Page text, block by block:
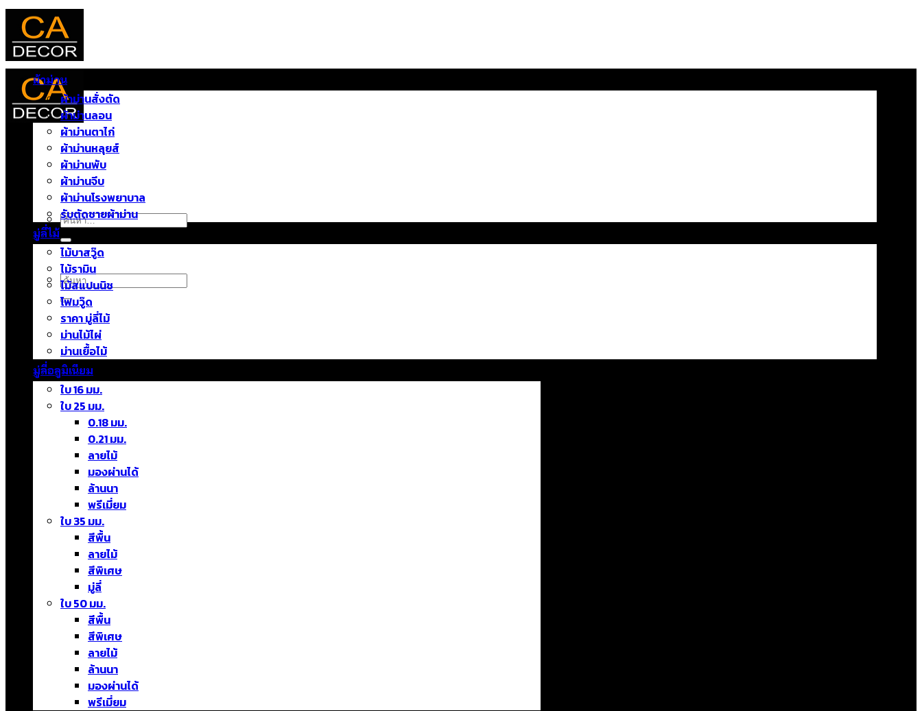
ข้าม
ยัง
เนื้อหา
หน้าแรก
บทความ
ติดต่อเรา
เกี่ยวกับเรา
ค้นหา:
ค้นหา:
ผ้าม่าน
ผ้าม่านสั่งตัด
ผ้าม่านลอน
ผ้าม่านตาไก่
ผ้าม่านหลุยส์
ผ้าม่านพับ
ผ้าม่านจีบ
ผ้าม่านโรงพยาบาล
รับตัดชายผ้าม่าน
มู่ลี่ไม้
ไม้บาสวู๊ด
ไม้รามิน
ไม้สแปนนิช
โฟมวู๊ด
ราคา มู่ลี่ไม้
ม่านไม้ไผ่
ม่านเยื้อไม้
มู่ลี่อลูมิเนียม
ใบ 16 มม.
ใบ 25 มม.
0.18 มม.
0.21 มม.
ลายไม้
มองผ่านได้
ล้านนา
พรีเมี่ยม
ใบ 35 มม.
สีพื้น
ลายไม้
สีพิเศษ
มู่ลี่
ใบ 50 มม.
สีพื้น
สีพิเศษ
ลายไม้
ล้านนา
มองผ่านได้
พรีเมี่ยม